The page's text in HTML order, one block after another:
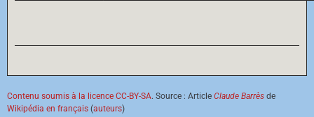
Contenu soumis à la licence CC-BY-SA. Source : Article Claude Barrès de
Wikipédia en français (auteurs)